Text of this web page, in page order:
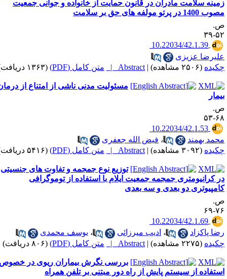
سلامت مادران در قانون حمایت از خانواده و جوانی جمعیت
در پرتو مولفه های حق بر سلامت
۳۹
‎ 10.22034/42.1.39
عزیزی
(۲۵۰۶ مشاهده) |
Abstract | متن کامل (PDF) (۱۳۶۳ دریافت)
مسئولیت مدنی ناشی از امتناع از درمان
۵۳
‎ 10.22034/42.1.53
بهمند
،فیض الله جعفری
(۳۰۹۲ مشاهده) |
Abstract | متن کامل (PDF) (۵۴۱۶ دریافت)
توزیع نوع جمجمه و تفاوت های جنسیتی
کرانیومتری جمجمه جمعیت ایلام با استفاده از توموگرافی
دو بعدی و سه بعدی
۶۹
‎ 10.22034/42.1.69
پاکزاد
،ادیب میرزائی ،یوسف محمدی
(۲۲۷۵ مشاهده) |
Abstract | متن کامل (PDF) (۸۰۶ دریافت)
بررسی نگرش بیماران ریوی در خصوص
از سیستم پایش از راه دور مبتنی بر تلفن همراه